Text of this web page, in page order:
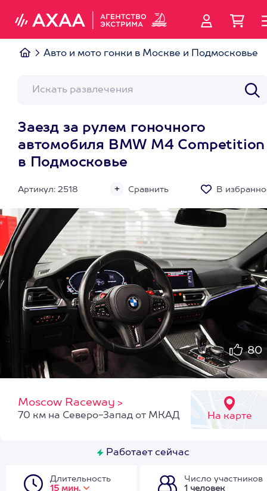
Авто и мото гонки в Москве и Подмосковье
Заезд за рулем гоночного
автомобиля BMW M4 Competition
в Подмосковье
Артикул: 2518 Сравнить В
80
Moscow Raceway >
На карте
70 км на Северо-Запад от МКАД
Работает сейчас
Длительность
15 мин.
Число участников
1 человек